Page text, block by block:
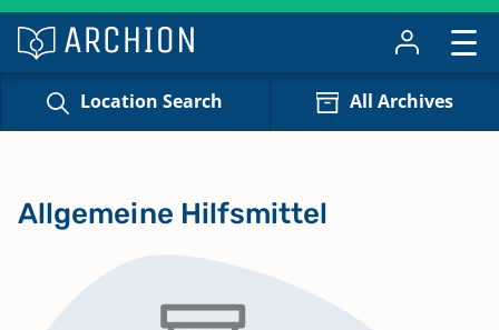
Location Search All Archives
Allgemeine Hilfsmittel